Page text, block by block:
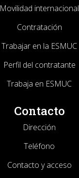
Movilidad internacional
Contratación
Trabajar en la ESMUC
Perfil del contratante
Trabaja en ESMUC
Contacto
Dirección
Teléfono
Contacto y acceso